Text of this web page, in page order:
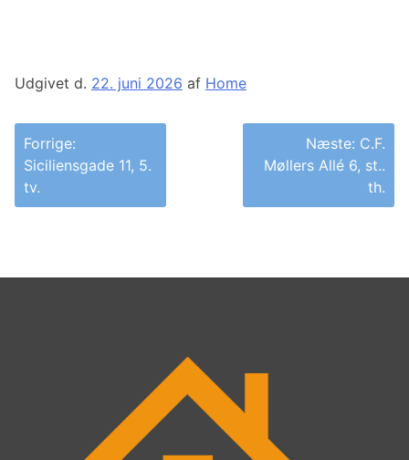
Udgivet d. 22. juni 2026 af Home
Indlægsnavigation
Forrige:
Siciliensgade 11, 5.
tv.
Næste: C.F.
Møllers Allé 6, st..
th.